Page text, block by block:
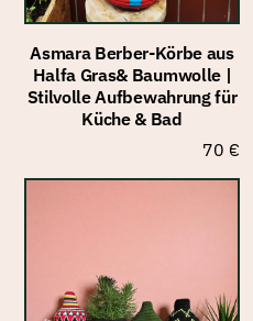
Asmara Berber-Körbe aus
Halfa Gras& Baumwolle |
Stilvolle Aufbewahrung für
Küche & Bad
70 €